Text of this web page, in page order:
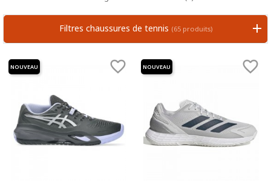
Filtres chaussures de tennis (65 produits)

NOUVEAU 
NOUVEAU